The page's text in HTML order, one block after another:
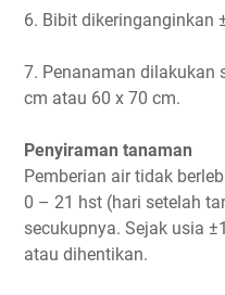
6. Bibit dikeringanginkan
7. Penanaman dilakukan
cm atau 60 x 70 cm.
Penyiraman tanaman
Pemberian air tidak
0 – 21 hst (hari setelah
secukupnya. Sejak usia
atau dihentikan.